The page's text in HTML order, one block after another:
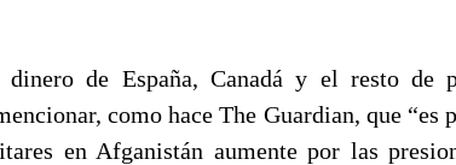
de España, Canadá y el resto de
como hace The Guardian, que “es
en Afganistán aumente por las